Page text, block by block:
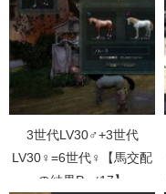
3世代LV30♂+3世代
LV30♀=6世代♀【馬交配
の結果Part17】